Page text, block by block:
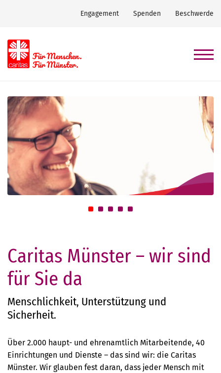
Engagement Spenden Beschwerde
Caritas Münster – wir sind
für Sie da
Menschlichkeit, Unterstützung und
Sicherheit.
Über 2.000 haupt- und ehrenamtlich Mitarbeitende, 40
Einrichtungen und Dienste – das sind wir: die Caritas
Münster. Wir glauben fest daran, dass jeder Mensch mit